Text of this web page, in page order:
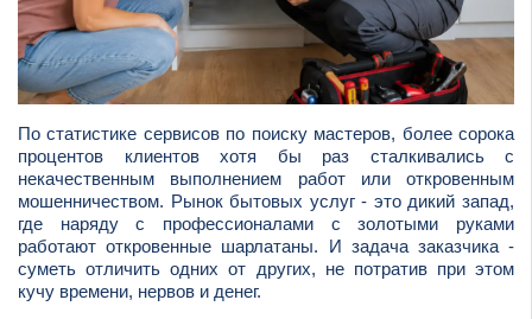
По статистике сервисов по поиску мастеров, более сорока
процентов клиентов хотя бы раз сталкивались с
некачественным выполнением работ или откровенным
мошенничеством. Рынок бытовых услуг - это дикий запад,
где наряду с профессионалами с золотыми руками
работают откровенные шарлатаны. И задача заказчика -
суметь отличить одних от других, не потратив при этом
кучу времени, нервов и денег.